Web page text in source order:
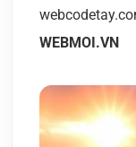
WEBMOI.VN